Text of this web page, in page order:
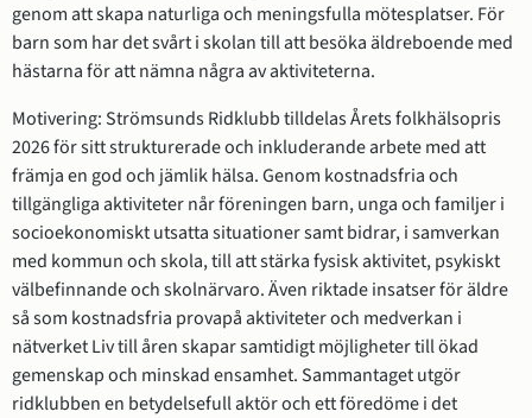
genom att skapa naturliga och meningsfulla mötesplatser. För
barn som har det svårt i skolan till att besöka äldreboende med
hästarna för att nämna några av aktiviteterna.
Motivering: Strömsunds Ridklubb tilldelas Årets folkhälsopris
2026 för sitt strukturerade och inkluderande arbete med att
främja en god och jämlik hälsa. Genom kostnadsfria och
tillgängliga aktiviteter når föreningen barn, unga och familjer i
socioekonomiskt utsatta situationer samt bidrar, i samverkan
med kommun och skola, till att stärka fysisk aktivitet, psykiskt
välbefinnande och skolnärvaro. Även riktade insatser för äldre
så som kostnadsfria provapå aktiviteter och medverkan i
nätverket Liv till åren skapar samtidigt möjligheter till ökad
gemenskap och minskad ensamhet. Sammantaget utgör
ridklubben en betydelsefull aktör och ett föredöme i det